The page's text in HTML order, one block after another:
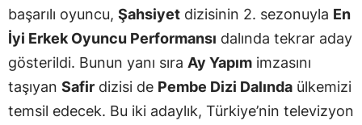
başarılı oyuncu, Şahsiyet dizisinin 2. sezonuyla En
İyi Erkek Oyuncu Performansı dalında tekrar aday
gösterildi. Bunun yanı sıra Ay Yapım imzasını
taşıyan Safir dizisi de Pembe Dizi Dalında ülkemizi
temsil edecek. Bu iki adaylık, Türkiye’nin televizyon